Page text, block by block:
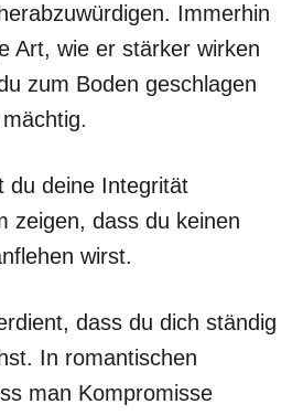
Immerhin
Art, wie er stärker wirken
zum Boden geschlagen
du deine Integrität
zeigen, dass du keinen
wirst.
dass du dich ständig
In romantischen
man Kompromisse